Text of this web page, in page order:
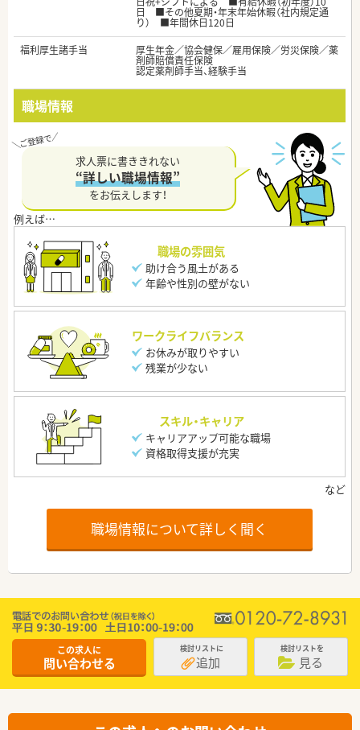
日 ■その他夏期・年末年始休暇（社内規定通
り） ■年間休日120日
福利厚生諸手当
厚生年金／協会健保／雇用保険／労災保険／薬
剤師賠償責任保険
認定薬剤師手当、経験手当
職場情報
求人票に書ききれない
“詳しい職場情報”
をお伝えします！
職場の雰囲気
助け合う風土がある
年齢や性別の壁がない
ワークライフバランス
お休みが取りやすい
残業が少ない
スキル・キャリア
キャリアアップ可能な職場
資格取得支援が充実
職場情報について詳しく聞く
この求人に
問い合わせる
検討リストに
追加
検討リストを
見る